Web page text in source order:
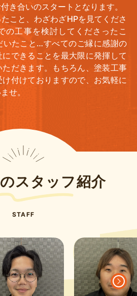
き合いのスタートとなります。
こと、わざわざHPを見てくださ
の工事を検討してくださったこ
いたこと…すべてのご縁に感謝の
できることを最大限に発揮して
だきます。もちろん、塗装工事
付けておりますので、お気軽に
せ。
スタッフ紹介
STAFF